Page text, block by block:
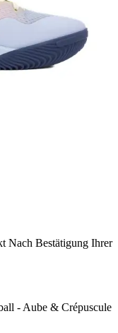
Nach Bestätigung Ihrer
- Aube & Crépuscule